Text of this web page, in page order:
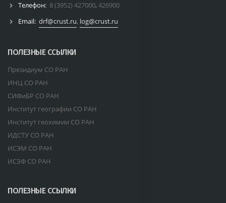
Телефон: 8 (3952) 427000, 426900
Email: drf@crust.ru, log@crust.ru
ПОЛЕЗНЫЕ ССЫЛКИ
Президиум СО РАН
ИНЦ СО РАН
СИФиБР СО РАН
Институт географии СО РАН
Институт геохимии СО РАН
ИДСТУ СО РАН
ИСЭМ СО РАН
ИСЗФ СО РАН
ПОЛЕЗНЫЕ ССЫЛКИ